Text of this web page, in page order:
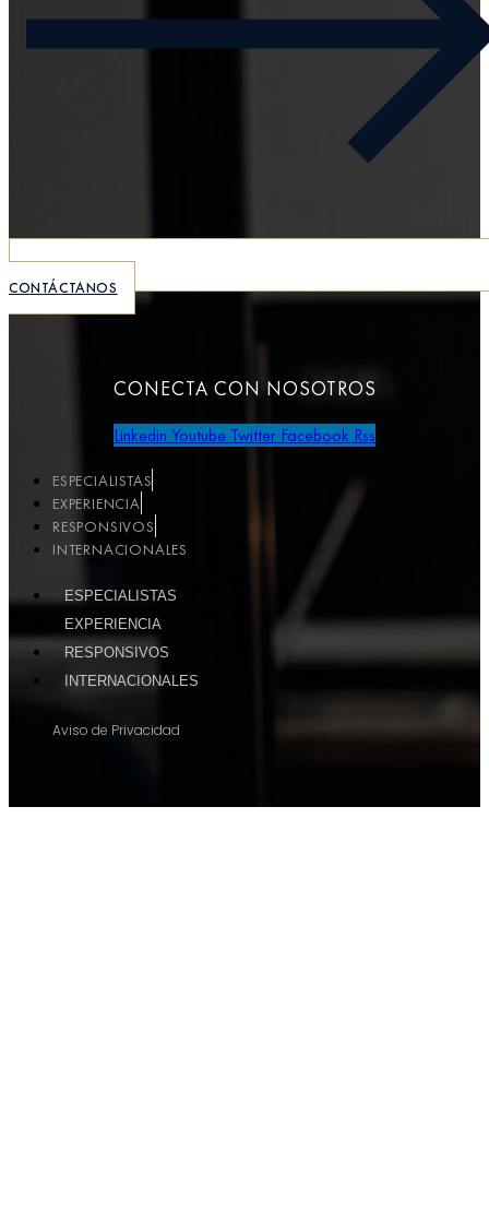
CONTÁCTANOS
CONECTA CON NOSOTROS
Linkedin Youtube Twitter Facebook Rss
ESPECIALISTAS
EXPERIENCIA
RESPONSIVOS
INTERNACIONALES
ESPECIALISTAS
EXPERIENCIA
RESPONSIVOS
INTERNACIONALES
Aviso de Privacidad